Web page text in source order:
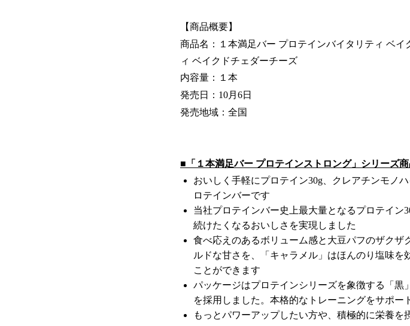
【商品概要】
商品名：１本満足バー プロテインバイタリティ ベ
ィ ベイクドチェダーチーズ
内容量：１本
発売日：10月6日
発売地域：全国
■「１本満足バー プロテインストロング」シリーズ
おいしく手軽にプロテイン30g、クレアチンモノ
ロテインバーです
当社プロテインバー史上最大量となるプロテイン
続けたくなるおいしさを実現しました
食べ応えのあるボリューム感と大豆パフのザクザ
ルドな甘さを、「キャラメル」はほんのり塩味
ことができます
パッケージはプロテインシリーズを象徴する「黒
を採用しました。本格的なトレーニングをサポ
もっとパワーアップしたい方や、積極的に栄養を